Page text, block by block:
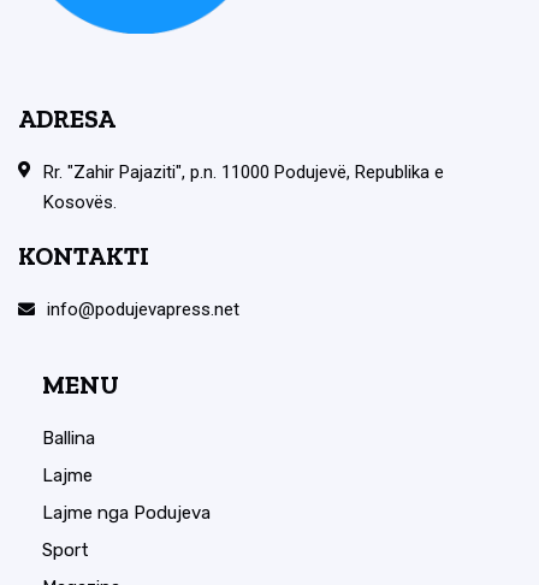
ADRESA
Rr. "Zahir Pajaziti", p.n. 11000 Podujevë, Republika e
Kosovës.
KONTAKTI
info@podujevapress.net
MENU
Ballina
Lajme
Lajme nga Podujeva
Sport